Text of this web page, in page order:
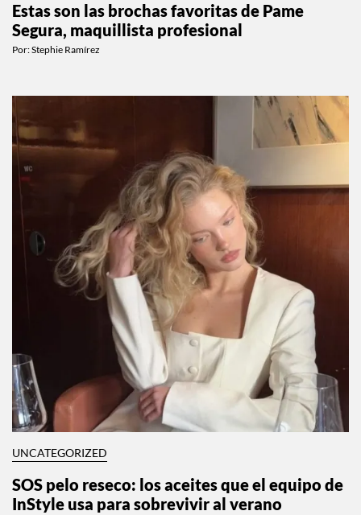
Estas son las brochas favoritas de Pame
Segura, maquillista profesional
Por:Stephie Ramírez
UNCATEGORIZED
SOS pelo reseco: los aceites que el equipo de
InStyle usa para sobrevivir al verano